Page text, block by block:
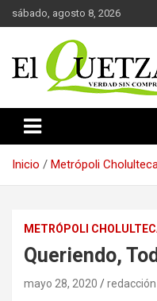
Saltar
al
sábado, agosto 8, 2026
El Quetzal
Inicio Metrópoli
METRÓPOLI
Queriendo,
mayo 28, 2020 redacción